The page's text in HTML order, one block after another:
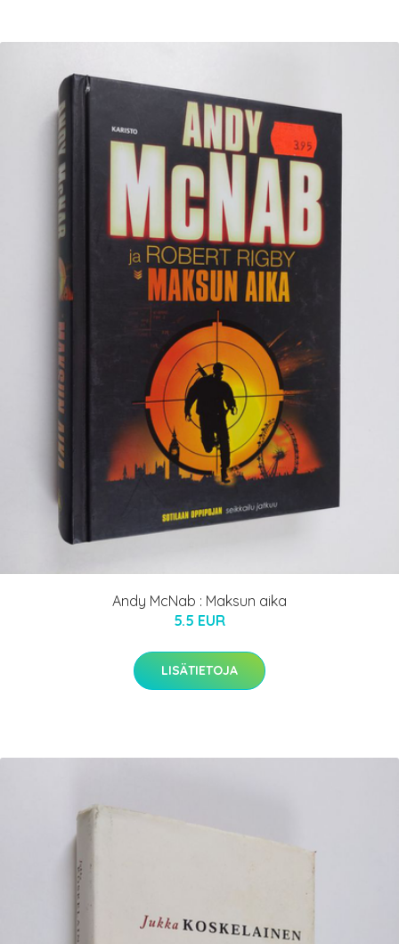
Andy McNab : Maksun aika
5.5 EUR
LISÄTIETOJA